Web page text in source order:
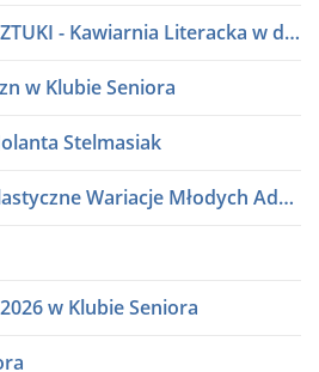
PÓŁKI LITERATURY I SZTUKI - Kawiarnia Literacka w dialogu
w Klubie Seniora
Stelmasiak
Otwarcie wystawy - Plastyczne Wariacje Młodych Adeptów Sztuki
w Klubie Seniora